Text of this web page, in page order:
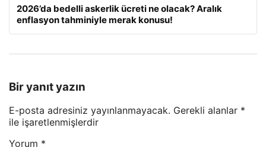
2026’da bedelli askerlik ücreti ne olacak? Aralık
enflasyon tahminiyle merak konusu!
Bir yanıt yazın
E-posta adresiniz yayınlanmayacak. Gerekli alanlar *
ile işaretlenmişlerdir
Yorum *